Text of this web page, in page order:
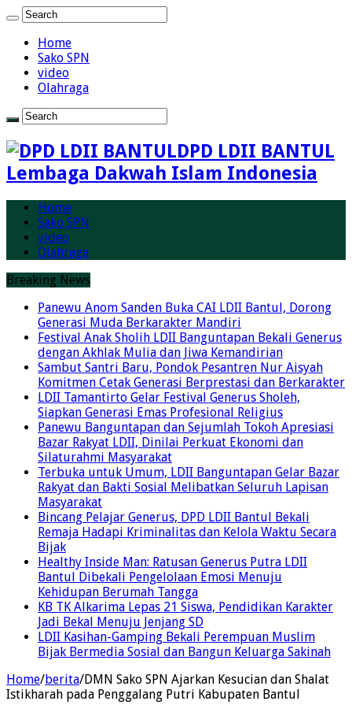
Home
Sako SPN
video
Olahraga
DPD LDII BANTUL
Lembaga Dakwah Islam Indonesia
Home
Sako SPN
video
Olahraga
Breaking News
Panewu Anom Sanden Buka CAI LDII Bantul, Dorong
Generasi Muda Berkarakter Mandiri
Festival Anak Sholih LDII Banguntapan Bekali Generus
dengan Akhlak Mulia dan Jiwa Kemandirian
Sambut Santri Baru, Pondok Pesantren Nur Aisyah
Komitmen Cetak Generasi Berprestasi dan Berkarakter
LDII Tamantirto Gelar Festival Generus Sholeh,
Siapkan Generasi Emas Profesional Religius
Panewu Banguntapan dan Sejumlah Tokoh Apresiasi
Bazar Rakyat LDII, Dinilai Perkuat Ekonomi dan
Silaturahmi Masyarakat
Terbuka untuk Umum, LDII Banguntapan Gelar Bazar
Rakyat dan Bakti Sosial Melibatkan Seluruh Lapisan
Masyarakat
Bincang Pelajar Generus, DPD LDII Bantul Bekali
Remaja Hadapi Kriminalitas dan Kelola Waktu Secara
Bijak
Healthy Inside Man: Ratusan Generus Putra LDII
Bantul Dibekali Pengelolaan Emosi Menuju
Kehidupan Berumah Tangga
KB TK Alkarima Lepas 21 Siswa, Pendidikan Karakter
Jadi Bekal Menuju Jenjang SD
LDII Kasihan-Gamping Bekali Perempuan Muslim
Bijak Bermedia Sosial dan Bangun Keluarga Sakinah
Home/berita/DMN Sako SPN Ajarkan Kesucian dan Shalat
Istikharah pada Penggalang Putri Kabupaten Bantul